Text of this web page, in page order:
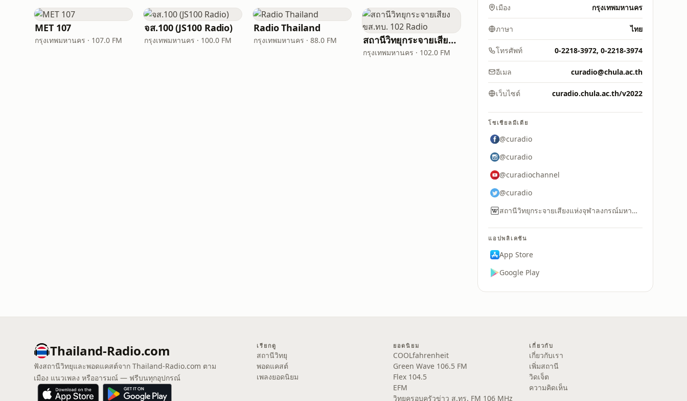
MET 107
กรุงเทพมหานคร · 107.0 FM
จส.100 (JS100 Radio)
กรุงเทพมหานคร · 100.0 FM
Radio Thailand
กรุงเทพมหานคร · 88.0 FM สถานีวิทยุกระจายเสียง ขส.ทบ. 102 Radio
กรุงเทพมหานคร · 102.0 FM
เมือง กรุงเทพมหานคร
ภาษา ไทย
โทรศัพท์ 0-2218-3972, 0-2218-3974
อีเมล curadio@chula.ac.th
เว็บไซต์ curadio.chula.ac.th/v2022
โซเชียลมีเดีย
@curadio
@curadio
@curadiochannel
@curadio
สถานีวิทยุกระจายเสียงแห่งจุฬาลงกรณ์มหาวิทยาลัย
แอปพลิเคชัน
App Store
Google Play
Thailand-Radio.com
ฟังสถานีวิทยุและพอดแคสต์จาก Thailand-Radio.com ตาม
เมือง แนวเพลง หรืออารมณ์ — ฟรีบนทุกอุปกรณ์
เรียกดู
สถานีวิทยุ
พอดแคสต์
เพลงยอดนิยม
ยอดนิยม
COOLfahrenheit
Green Wave 106.5 FM
Flex 104.5
EFM
วิทยุครอบครัวข่าว ส.ทร. FM 106 MHz
เกี่ยวกับ
เกี่ยวกับเรา
เพิ่มสถานี
วิดเจ็ต
ความคิดเห็น